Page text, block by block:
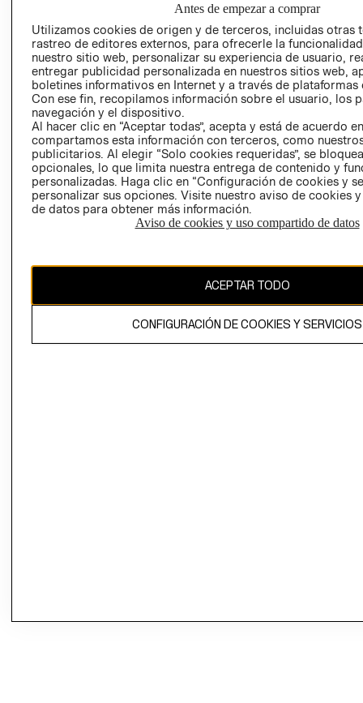
Y ÉTICA (INGLÉS)
QUEJAS Y
RECLAMOS
Colombia ($)
CAMBIAR REGIÓN
El contenido de esta página web está protegido por copyright y es
propiedad de H&M Hennes & Mauritz AB.
Antes de empezar a comprar
Utilizamos cookies de origen y de terceros, incluidas otras
rastreo de editores externos, para ofrecerle la
nuestro sitio web, personalizar su experiencia de usuario,
entregar publicidad personalizada en nuestros sitios web,
boletines informativos en Internet y a través de plataformas
Con ese fin, recopilamos información sobre el usuario, los
navegación y el dispositivo.
Al hacer clic en “Aceptar todas”, acepta y está de acuerdo
compartamos esta información con terceros, como
publicitarios. Al elegir “Solo cookies requeridas”, se
opcionales, lo que limita nuestra entrega de contenido y
personalizadas. Haga clic en “Configuración de cookies y
personalizar sus opciones. Visite nuestro aviso de cookies
de datos para obtener más información.
Aviso de cookies y uso compartido de datos
ACEPTAR TODO
CONFIGURACIÓN DE COOKIES Y SERVICIOS